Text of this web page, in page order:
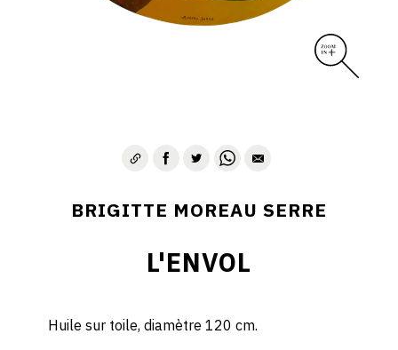
BRIGITTE MOREAU SERRE
L'ENVOL
Huile sur toile, diamètre 120 cm.